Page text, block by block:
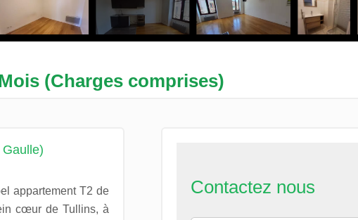
(Charges comprises)
appartement T2 de
cœur de Tullins, à
Contactez nous